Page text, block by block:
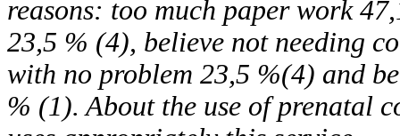
reasons: too much paper work
23,5 % (4), believe not needing
with no problem 23,5 %(4) and
% (1). About the use of prenatal